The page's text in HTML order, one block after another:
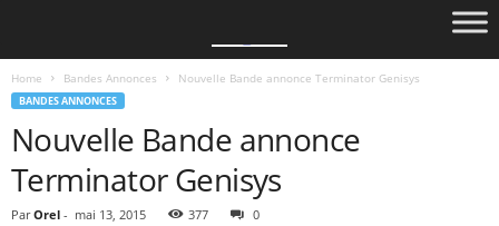
Home Bandes Annonces Nouvelle Bande annonce Terminator Genisys
BANDES ANNONCES
Nouvelle Bande annonce
Terminator Genisys
Par Orel - mai 13, 2015 377 0